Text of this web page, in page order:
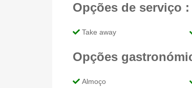
Opções de serviço :
Take away
Opções
Almoço